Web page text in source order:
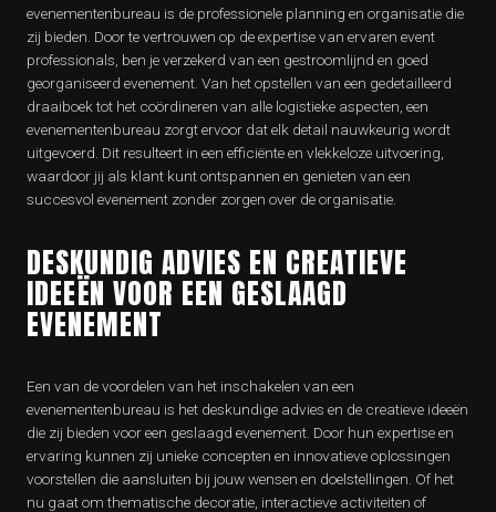
evenementenbureau is de professionele planning en organisatie die
zij bieden. Door te vertrouwen op de expertise van ervaren event
professionals, ben je verzekerd van een gestroomlijnd en goed
georganiseerd evenement. Van het opstellen van een gedetailleerd
draaiboek tot het coördineren van alle logistieke aspecten, een
evenementenbureau zorgt ervoor dat elk detail nauwkeurig wordt
uitgevoerd. Dit resulteert in een efficiënte en vlekkeloze uitvoering,
waardoor jij als klant kunt ontspannen en genieten van een
succesvol evenement zonder zorgen over de organisatie.
DESKUNDIG ADVIES EN CREATIEVE
IDEEËN VOOR EEN GESLAAGD
EVENEMENT
Een van de voordelen van het inschakelen van een
evenementenbureau is het deskundige advies en de creatieve ideeën
die zij bieden voor een geslaagd evenement. Door hun expertise en
ervaring kunnen zij unieke concepten en innovatieve oplossingen
voorstellen die aansluiten bij jouw wensen en doelstellingen. Of het
nu gaat om thematische decoratie, interactieve activiteiten of